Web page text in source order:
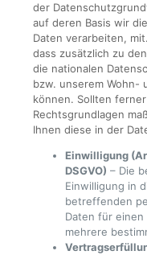
der
auf deren Basis wir
Daten verarbeiten,
dass zusätzlich zu
die nationalen
bzw. unserem Wohn-
können. Sollten
Rechtsgrundlagen
Ihnen diese in der
Einwilligung
DSGVO) – Die
Einwilligung in
betreffenden
Daten für
mehrere